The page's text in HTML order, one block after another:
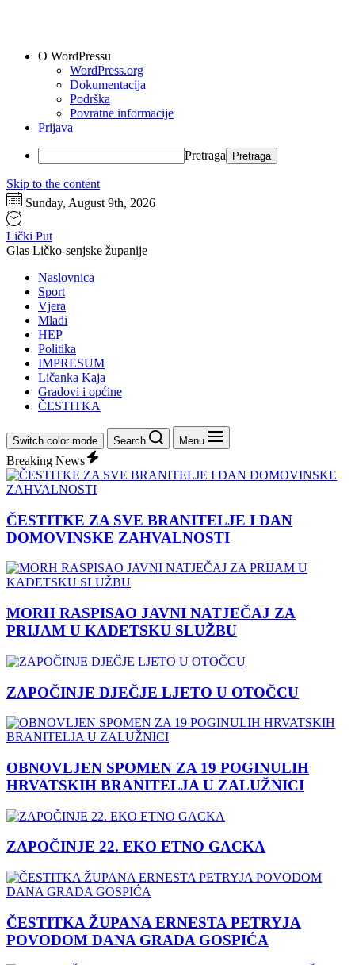
O WordPressu
WordPress.org
Dokumentacija
Podrška
Povratne informacije
Prijava
Pretraga
Skip to the content
Sunday, August 9th, 2026
Lički Put
Glas Ličko-senjske županije
Naslovnica
Sport
Vjera
Mladi
HEP
Politika
IMPRESUM
Ličanka Kaja
Gradovi i općine
ČESTITKA
Switch color mode Search Menu
Breaking News
ČESTITKE ZA SVE BRANITELJE I DAN
DOMOVINSKE ZAHVALNOSTI
MORH RASPISAO JAVNI NATJEČAJ ZA
PRIJAM U KADETSKU SLUŽBU
ZAPOČINJE DJEČJE LJETO U OTOČCU
OBNOVLJEN SPOMEN ZA 19 POGINULIH
HRVATSKIH BRANITELJA U ZALUŽNICI
ZAPOČINJE 22. EKO ETNO GACKA
ČESTITKA ŽUPANA ERNESTA PETRYJA
POVODOM DANA GRADA GOSPIĆA